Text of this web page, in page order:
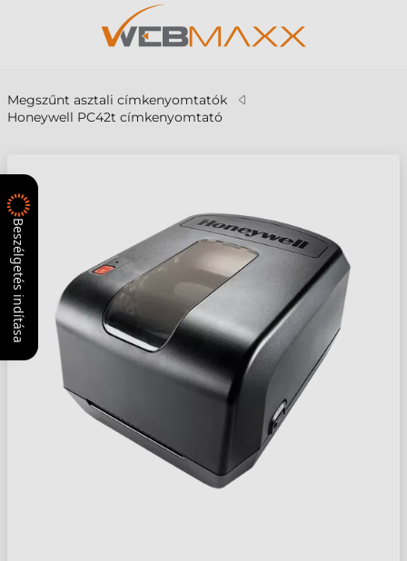
Megszűnt asztali címkenyomtatók
Honeywell PC42t címkenyomtató
Beszélgetés indítása